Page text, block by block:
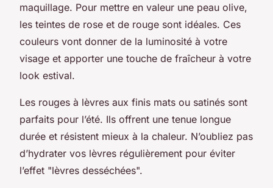
maquillage. Pour mettre en valeur une peau olive,
les teintes de rose et de rouge sont idéales. Ces
couleurs vont donner de la luminosité à votre
visage et apporter une touche de fraîcheur à votre
look estival.
Les rouges à lèvres aux finis mats ou satinés sont
parfaits pour l’été. Ils offrent une tenue longue
durée et résistent mieux à la chaleur. N’oubliez pas
d’hydrater vos lèvres régulièrement pour éviter
l’effet "lèvres desséchées".